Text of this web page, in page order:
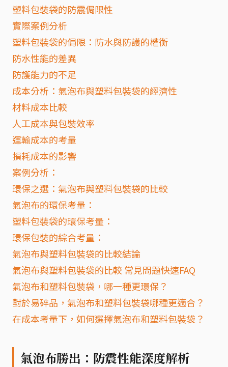
塑料包裝袋的防震侷限性
實際案例分析
塑料包裝袋的侷限：防水與防護的權衡
防水性能的差異
防護能力的不足
成本分析：氣泡布與塑料包裝袋的經濟性
材料成本比較
人工成本與包裝效率
運輸成本的考量
損耗成本的影響
案例分析：
環保之選：氣泡布與塑料包裝袋的比較
氣泡布的環保考量：
塑料包裝袋的環保考量：
環保包裝的綜合考量：
氣泡布與塑料包裝袋的比較結論
氣泡布與塑料包裝袋的比較 常見問題快速FAQ
氣泡布和塑料包裝袋，哪一種更環保？
對於易碎品，氣泡布和塑料包裝袋哪種更適合？
在成本考量下，如何選擇氣泡布和塑料包裝袋？
氣泡布勝出：防震性能深度解析